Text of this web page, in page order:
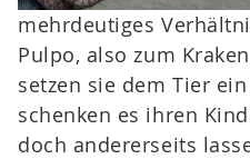
mehrdeutiges
Pulpo, also zum
setzen sie dem Tier
schenken es ihren
doch andererseits